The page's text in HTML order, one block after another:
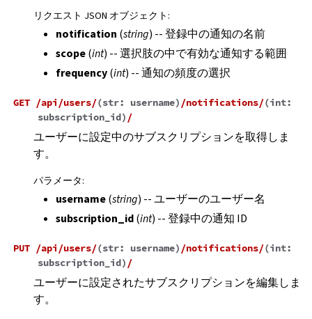
リクエスト JSON オブジェクト :
notification (string) -- 登録中の通知の名前
scope(int) -- 選択肢の中で有効な通知する範囲
frequency(int) -- 通知の頻度の選択
GET /api/users/(str: username) /notifications/(int:
subscription_id) /
ユーザーに設定中のサブスクリプションを取得しま
す。
パラメータ:
username(string) -- ユーザーのユーザー名
subscription_id(int) -- 登録中の通知 ID
PUT /api/users/(str: username) /notifications/(int:
subscription_id) /
ユーザーに設定されたサブスクリプションを編集しま
す。